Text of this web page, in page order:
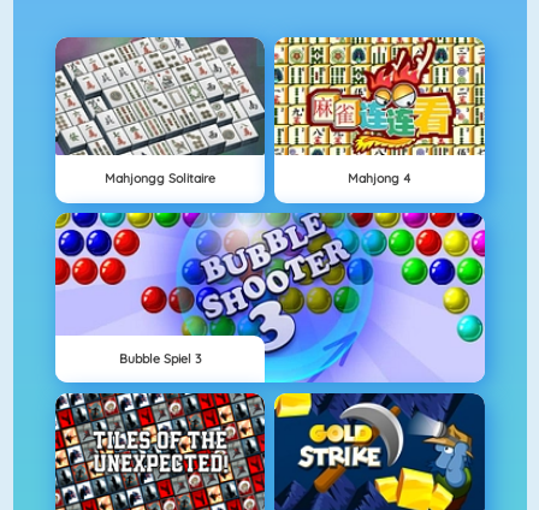
Mahjongg Solitaire Mahjong 4
Bubble Spiel 3